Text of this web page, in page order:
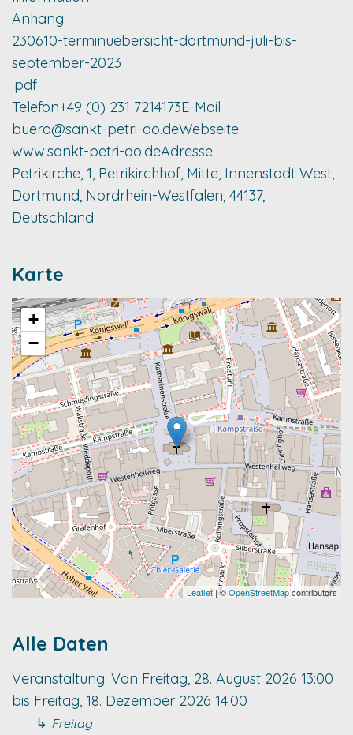
Anhang
230610-terminuebersicht-dortmund-juli-bis-
september-2023
.pdf
Telefon+49 (0) 231 7214173E-Mail
buero@sankt-petri-do.deWebseite
www.sankt-petri-do.deAdresse
Petrikirche, 1, Petrikirchhof, Mitte, Innenstadt West,
Dortmund, Nordrhein-Westfalen, 44137,
Deutschland
Karte
+
−
Leaflet| ©OpenStreetMapcontributors
Alle Daten
Veranstaltung: Von Freitag, 28. August 2026 13:00
bis Freitag, 18. Dezember 2026 14:00
↳ Freitag